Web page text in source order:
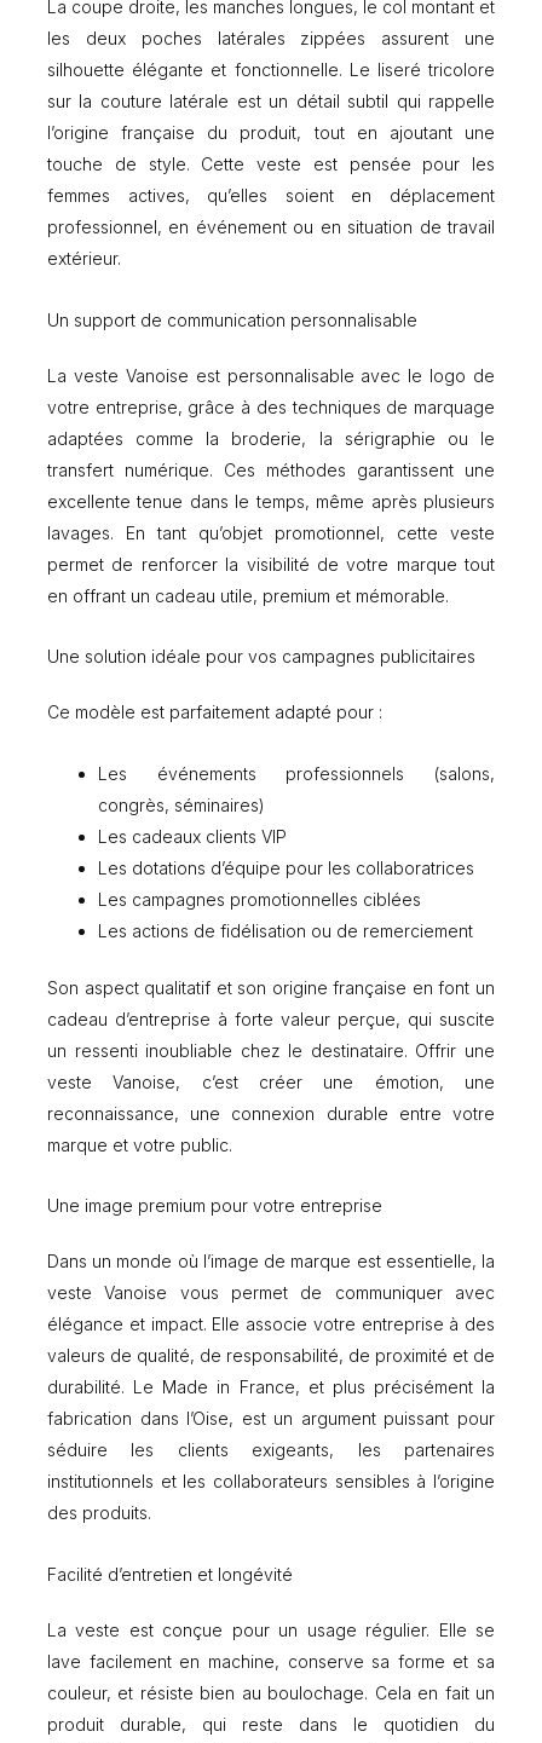
La coupe droite, les manches longues, le col montant et
les deux poches latérales zippées assurent une
silhouette élégante et fonctionnelle. Le liseré tricolore
sur la couture latérale est un détail subtil qui rappelle
l’origine française du produit, tout en ajoutant une
touche de style. Cette veste est pensée pour les
femmes actives, qu’elles soient en déplacement
professionnel, en événement ou en situation de travail
extérieur.
Un support de communication personnalisable
La veste Vanoise est personnalisable avec le logo de
votre entreprise, grâce à des techniques de marquage
adaptées comme la broderie, la sérigraphie ou le
transfert numérique. Ces méthodes garantissent une
excellente tenue dans le temps, même après plusieurs
lavages. En tant qu’objet promotionnel, cette veste
permet de renforcer la visibilité de votre marque tout
en offrant un cadeau utile, premium et mémorable.
Une solution idéale pour vos campagnes publicitaires
Ce modèle est parfaitement adapté pour :
Les événements professionnels (salons,
congrès, séminaires)
Les cadeaux clients VIP
Les dotations d’équipe pour les collaboratrices
Les campagnes promotionnelles ciblées
Les actions de fidélisation ou de remerciement
Son aspect qualitatif et son origine française en font un
cadeau d’entreprise à forte valeur perçue, qui suscite
un ressenti inoubliable chez le destinataire. Offrir une
veste Vanoise, c’est créer une émotion, une
reconnaissance, une connexion durable entre votre
marque et votre public.
Une image premium pour votre entreprise
Dans un monde où l’image de marque est essentielle, la
veste Vanoise vous permet de communiquer avec
élégance et impact. Elle associe votre entreprise à des
valeurs de qualité, de responsabilité, de proximité et de
durabilité. Le Made in France, et plus précisément la
fabrication dans l’Oise, est un argument puissant pour
séduire les clients exigeants, les partenaires
institutionnels et les collaborateurs sensibles à l’origine
des produits.
Facilité d’entretien et longévité
La veste est conçue pour un usage régulier. Elle se
lave facilement en machine, conserve sa forme et sa
couleur, et résiste bien au boulochage. Cela en fait un
produit durable, qui reste dans le quotidien du